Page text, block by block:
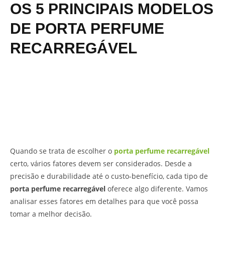
OS 5 PRINCIPAIS MODELOS
DE PORTA PERFUME
RECARREGÁVEL
Quando se trata de escolher o porta perfume recarregável
certo, vários fatores devem ser considerados. Desde a
precisão e durabilidade até o custo-benefício, cada tipo de
porta perfume recarregável oferece algo diferente. Vamos
analisar esses fatores em detalhes para que você possa
tomar a melhor decisão.